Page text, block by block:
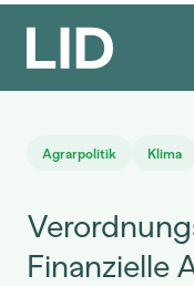
Agrarpolitik Klima
Finanzielle